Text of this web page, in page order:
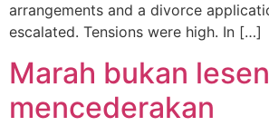
arrangements and a divorce
escalated. Tensions were high. In […]
Marah bukan
mencederakan